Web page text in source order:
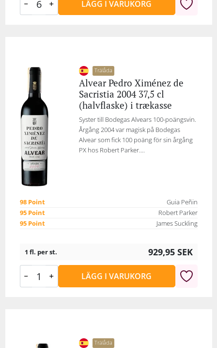
LÄGG I VARUKORG
Trälåda
Alvear Pedro Ximénez de
Sacristia 2004 37,5 cl
(halvflaske) i trækasse
Syster till Bodegas Alvears 100-poängsvin.
Årgång 2004 var magisk på Bodegas
Alvear som fick 100 poäng för sin årgång
PX hos Robert Parker....
98 Point
Guia Peñin
95 Point
Robert Parker
95 Point
James Suckling
1 fl. per st. 929,95 SEK
LÄGG I VARUKORG
Trälåda